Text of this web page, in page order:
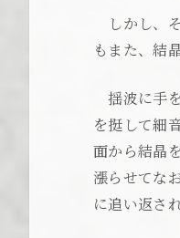
しかし、
もまた、結
揺波に手
を挺して細
面から結晶
漲らせてな
に追い返され